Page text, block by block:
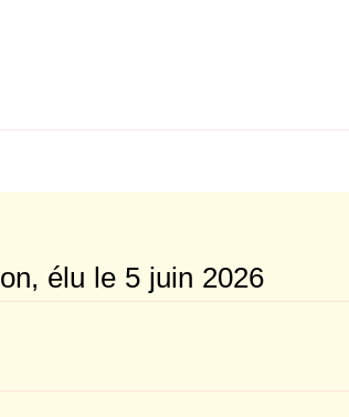
élu le 5 juin 2026